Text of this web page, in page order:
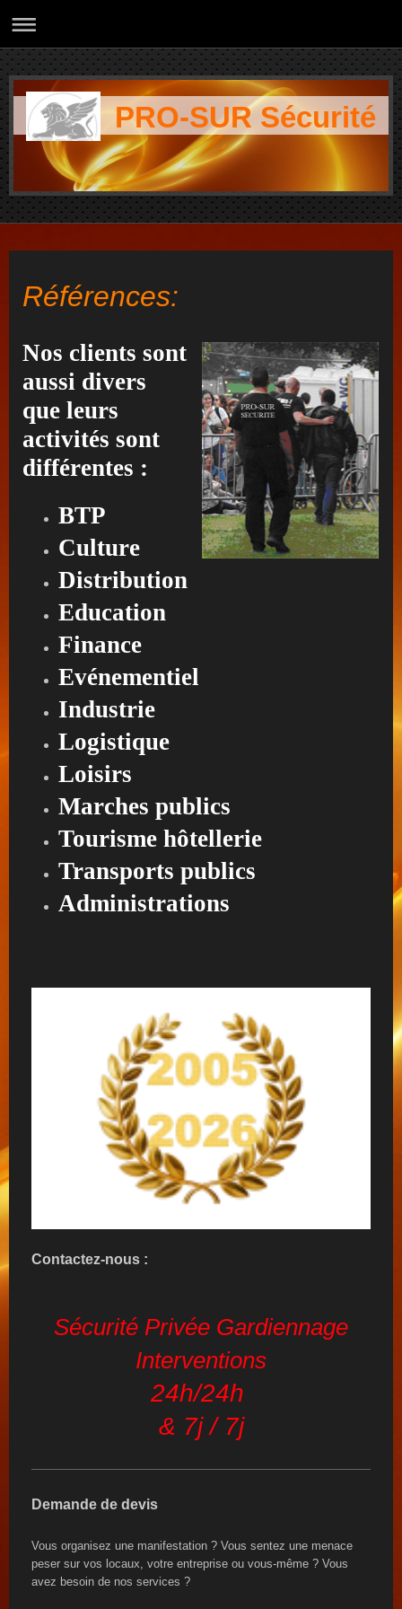
PRO-SUR Sécurité
Références:
Nos clients sont
aussi divers
que leurs
activités sont
différentes :
BTP
Culture
Distribution
Education
Finance
Evénementiel
Industrie
Logistique
Loisirs
Marches publics
Tourisme hôtellerie
Transports publics
Administrations
Contactez-nous :
Sécurité Privée Gardiennage
Interventions
24h/24h
& 7j / 7j
Demande de devis
Vous organisez une manifestation ? Vous sentez une menace
peser sur vos locaux, votre entreprise ou vous-même ? Vous
avez besoin de nos services ?